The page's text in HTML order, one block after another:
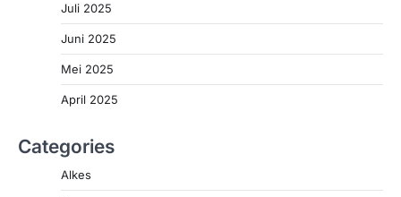
Juli 2025
Juni 2025
Mei 2025
April 2025
Categories
Alkes